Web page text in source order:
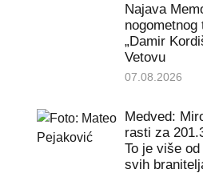
Najava
nogometnog
„Damir
Vetovu
07.08.2026
Medved:
rasti za
To je više
svih